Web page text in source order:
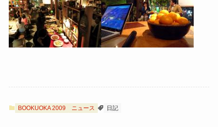
BOOKUOKA 2009 ニュース 日記